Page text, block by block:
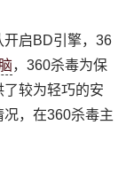
开启BD引擎，36
，360杀毒为保
较为轻巧的安
，在360杀毒主